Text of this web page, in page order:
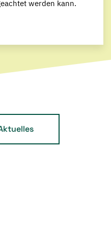
werden kann.